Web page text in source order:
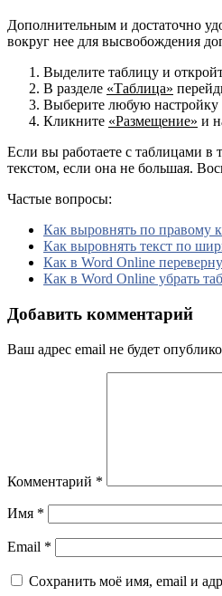
Дополнительным и достаточно
вокруг нее для высвобождения
Выделите таблицу и
В разделе «Таблица»
Выберите любую настройку
Кликните «Размещение» и
Если вы работаете с таблицами
текстом, если она не большая.
Частые вопросы:
Как выровнять по правому
Как выровнять текст по
Как в Word Online
Как в Word Online убрать
Добавить комментарий
Ваш адрес email не будет
Комментарий *
Имя *
Email *
Сохранить моё имя, email и